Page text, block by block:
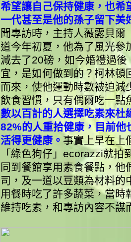
希望讓自己保持健康，也希
一代甚至是他的孫子留下美
聞專訪時，主持人薇露貝
道今年初夏，他為了風光參
減去了20磅，如今婚禮過
宜，是如何做到的？ 柯林頓
而來，使他運動時數被迫減
飲食習慣，只有偶爾吃一點
數以百計的人選擇吃素來杜
82%的人重拾健康，目前他
活得更健康。 事實上早在上
「綠色狗仔」ecorazzi就
同到餐館享用素食餐點，
司，及一道以豆類為材料
用餐時吃了許多蔬菜，當時
維持吃素，和專訪內容不謀